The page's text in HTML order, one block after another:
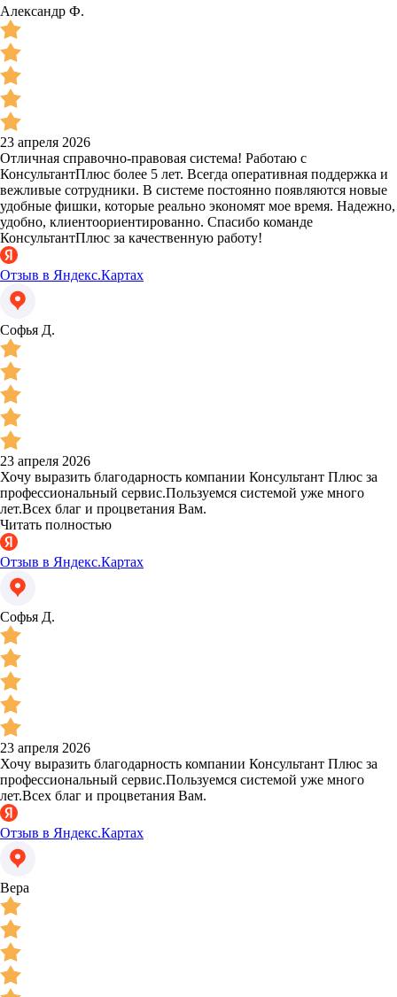
Александр Ф.
23 апреля 2026
Отличная справочно-правовая система! Работаю с
КонсультантПлюс более 5 лет. Всегда оперативная поддержка и
вежливые сотрудники. В системе постоянно появляются новые
удобные фишки, которые реально экономят мое время. Надежно,
удобно, клиентоориентированно. Спасибо команде
КонсультантПлюс за качественную работу!
Отзыв в Яндекс.Картах
Софья Д.
23 апреля 2026
Хочу выразить благодарность компании Консультант Плюс за
профессиональный сервис.Пользуемся системой уже много
лет.Всех благ и процветания Вам.
Читать полностью
Отзыв в Яндекс.Картах
Софья Д.
23 апреля 2026
Хочу выразить благодарность компании Консультант Плюс за
профессиональный сервис.Пользуемся системой уже много
лет.Всех благ и процветания Вам.
Отзыв в Яндекс.Картах
Вера